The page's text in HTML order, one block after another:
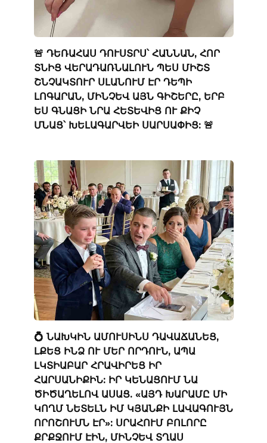
🚨 ԴԵՌԱՀԱՍ ԴՈՒՍՏՐՍ՝ ՀԱՆՆԱՆ, ՀՈՐ
ՏՆԻՑ ՎԵՐԱԴԱՌՆԱԼՈՒՆ ՊԵՍ ՄԻՇՏ
ՇՆՉԱԿՏՈՒՐ ՍԼԱՆՈՒՄ ԷՐ ԴԵՊԻ
ԼՈԳԱՐԱՆ, ՄԻՆՉԵՎ ԱՅՆ ԳԻՇԵՐԸ, ԵՐԲ
ԵՍ ԳՆԱՑԻ ՆՐԱ ՀԵՏԵՎԻՑ ՈՒ ՔԻՉ
ՄՆԱՑ՝ ԽԵԼԱԳԱՐՎԵԻ ՍԱՐՍԱՓԻՑ: 🚨
💍 ՆԱԽԿԻՆ ԱՄՈՒՍԻՆՍ ԴԱՎԱՃԱՆԵՑ,
ԼՔԵՑ ԻՆՁ ՈՒ ՄԵՐ ՈՐԴՈՒՆ, ԱՊԱ
ԼԿՏԻԱԲԱՐ ՀՐԱՎԻՐԵՑ ԻՐ
ՀԱՐՍԱՆԻՔԻՆ: ԻՐ ԿԵՆԱՑՈՒՄ ՆԱ
ԾԻԾԱՂԵԼՈՎ ԱՍԱՑ. «ԱՅԴ ԽԱՐԱՄԸ ՄԻ
ԿՈՂՄ ՆԵՏԵԼՆ ԻՄ ԿՅԱՆՔԻ ԼԱՎԱԳՈՒՅՆ
ՈՐՈՇՈՒՄՆ ԷՐ»: ՍՐԱՀՈՒՄ ԲՈԼՈՐԸ
ՔՐՔՋՈՒՄ ԷԻՆ, ՄԻՆՉԵՎ ՏՂԱՍ